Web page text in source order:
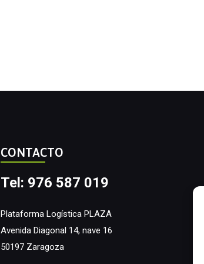
CONTACTO
Tel: 976 587 019
Plataforma Logística PLAZA
Avenida Diagonal 14, nave 16
50197 Zaragoza